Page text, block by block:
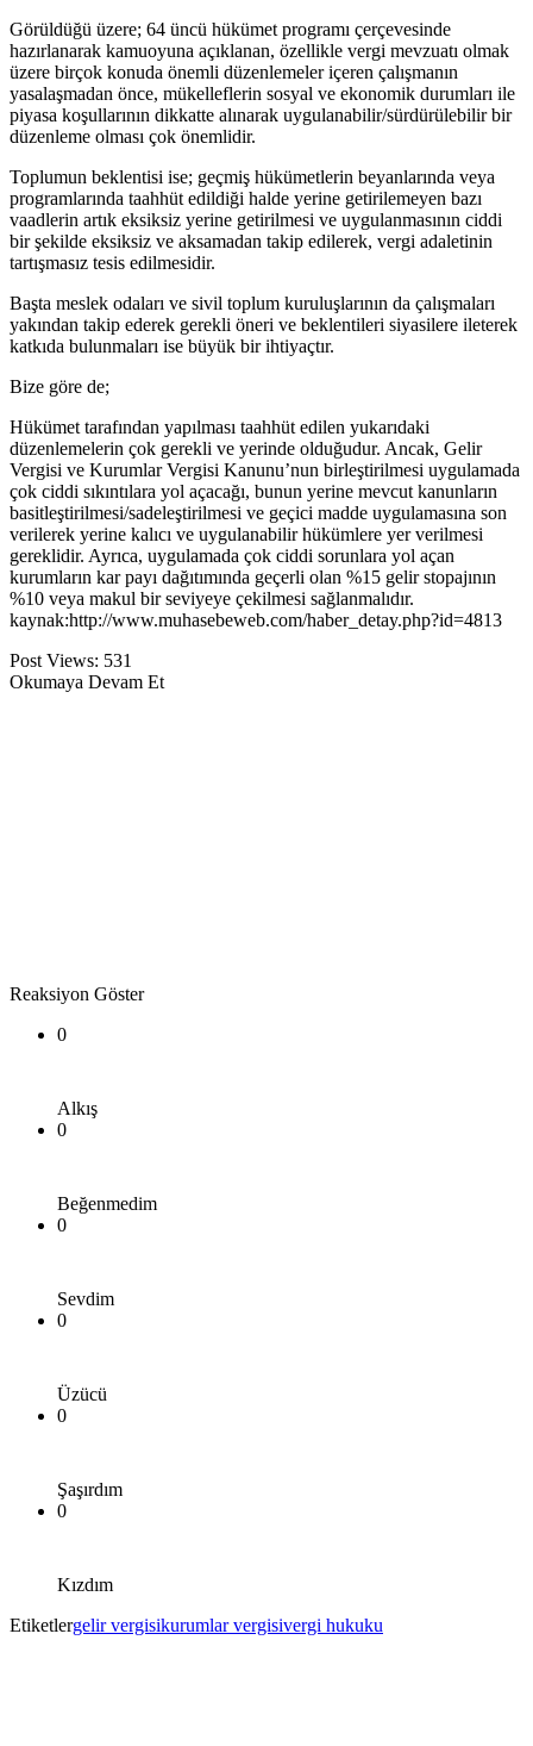
Görüldüğü üzere; 64 üncü hükümet programı çerçevesinde
hazırlanarak kamuoyuna açıklanan, özellikle vergi mevzuatı olmak
üzere birçok konuda önemli düzenlemeler içeren çalışmanın
yasalaşmadan önce, mükelleflerin sosyal ve ekonomik durumları ile
piyasa koşullarının dikkatte alınarak uygulanabilir/sürdürülebilir bir
düzenleme olması çok önemlidir.
Toplumun beklentisi ise; geçmiş hükümetlerin beyanlarında veya
programlarında taahhüt edildiği halde yerine getirilemeyen bazı
vaadlerin artık eksiksiz yerine getirilmesi ve uygulanmasının ciddi
bir şekilde eksiksiz ve aksamadan takip edilerek, vergi adaletinin
tartışmasız tesis edilmesidir.
Başta meslek odaları ve sivil toplum kuruluşlarının da çalışmaları
yakından takip ederek gerekli öneri ve beklentileri siyasilere ileterek
katkıda bulunmaları ise büyük bir ihtiyaçtır.
Bize göre de;
Hükümet tarafından yapılması taahhüt edilen yukarıdaki
düzenlemelerin çok gerekli ve yerinde olduğudur. Ancak, Gelir
Vergisi ve Kurumlar Vergisi Kanunu’nun birleştirilmesi uygulamada
çok ciddi sıkıntılara yol açacağı, bunun yerine mevcut kanunların
basitleştirilmesi/sadeleştirilmesi ve geçici madde uygulamasına son
verilerek yerine kalıcı ve uygulanabilir hükümlere yer verilmesi
gereklidir. Ayrıca, uygulamada çok ciddi sorunlara yol açan
kurumların kar payı dağıtımında geçerli olan %15 gelir stopajının
%10 veya makul bir seviyeye çekilmesi sağlanmalıdır.
kaynak:http://www.muhasebeweb.com/haber_detay.php?id=4813
Post Views: 531
Okumaya Devam Et
Reaksiyon Göster
0
Alkış
0
Beğenmedim
0
Sevdim
0
Üzücü
0
Şaşırdım
0
Kızdım
Etiketlergelir vergisikurumlar vergisivergi hukuku